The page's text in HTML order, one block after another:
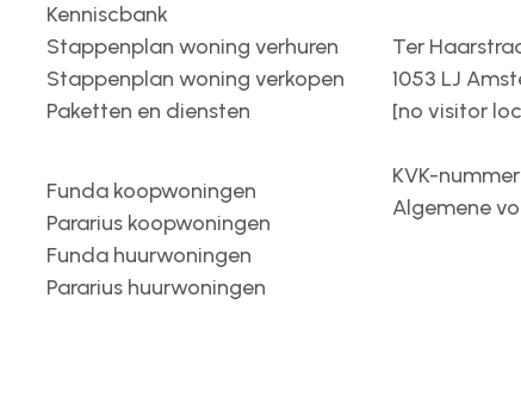
Kenniscbank
Stappenplan woning verhuren
Stappenplan woning verkopen
Paketten en diensten
Funda koopwoningen
Pararius koopwoningen
Funda huurwoningen
Pararius huurwoningen
Ter
1053 LJ
[no visitor
KVK-
Algemene